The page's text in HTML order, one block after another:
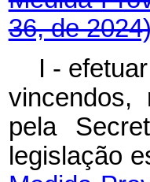
36, de
I -
vincendos,
pela